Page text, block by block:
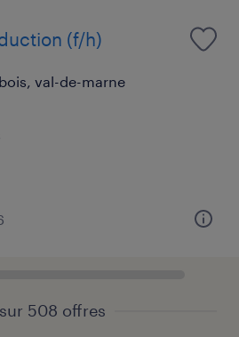
(f/h)
val-de-marne
508 offres